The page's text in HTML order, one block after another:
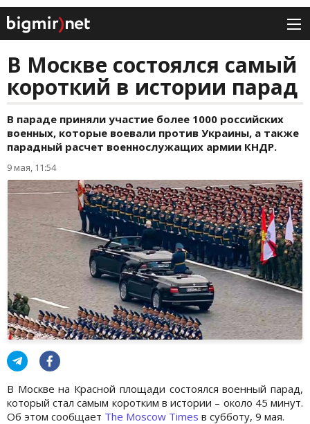
В Москве состоялся самый
короткий в истории парад
В параде приняли участие более 1000 российских
военных, которые воевали против Украины, а также
парадный расчет военнослужащих армии КНДР.
9 мая, 11:54
В Москве на Красной площади состоялся военный парад,
который стал самым коротким в истории – около 45 минут.
Об этом сообщает The Moscow Times в субботу, 9 мая.